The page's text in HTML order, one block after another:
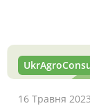
16 Травня 2023